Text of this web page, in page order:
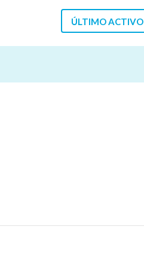
ÚLTIMO ACTIVO